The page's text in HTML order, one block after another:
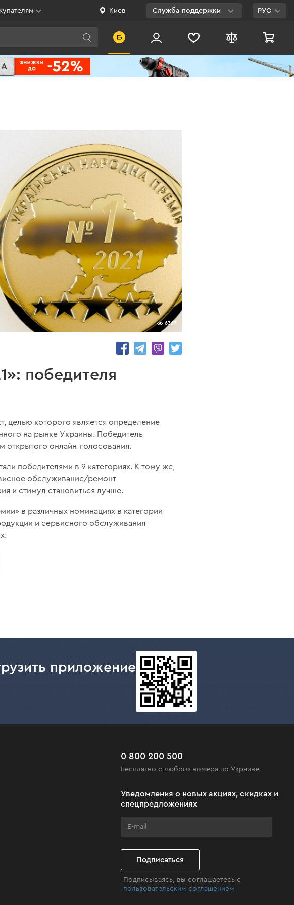
Киев Служба поддержки РУС
6367
победителя
целью которого является определение
на рынке Украины. Победитель
открытого онлайн-голосования.
победителями в 9 категориях. К тому же,
обслуживание/ремонт
и стимул становиться лучше.
в различных номинациях в категории
и сервисного обслуживания –
приложение
0 800 200 500
Бесплатно с любого номера по Украине
Уведомления о новых акциях, скидках и
спецпредложениях
Подписаться
Подписываясь, вы соглашаетесь с
пользовательским соглашением